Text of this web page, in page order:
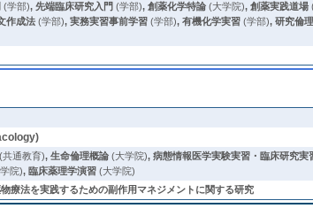
(学部),先端臨床研究入門 (学部),創薬化学特論 (大学院),創薬実践道場
作成法 (学部),実務実習事前学習 (学部),有機化学実習 (学部),研究倫
(共通教育),生命倫理概論 (大学院),病態情報医学実験実習・臨床研究実
院),臨床薬理学演習 (大学院)
療法を実践するための副作用マネジメントに関する研究